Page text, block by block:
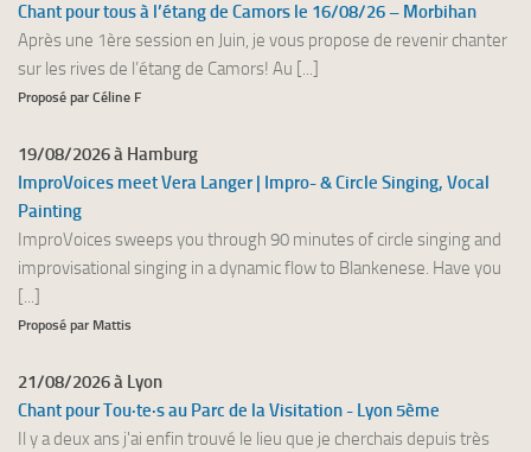
Chant pour tous à l’étang de Camors le 16/08/26 – Morbihan
Après une 1ère session en Juin, je vous propose de revenir chanter
sur les rives de l’étang de Camors! Au [...]
Proposé par Céline F
19/08/2026 à Hamburg
ImproVoices meet Vera Langer | Impro- & Circle Singing, Vocal
Painting
ImproVoices sweeps you through 90 minutes of circle singing and
improvisational singing in a dynamic flow to Blankenese. Have you
[...]
Proposé par Mattis
21/08/2026 à Lyon
Chant pour Tou·te·s au Parc de la Visitation - Lyon 5ème
Il y a deux ans j'ai enfin trouvé le lieu que je cherchais depuis très